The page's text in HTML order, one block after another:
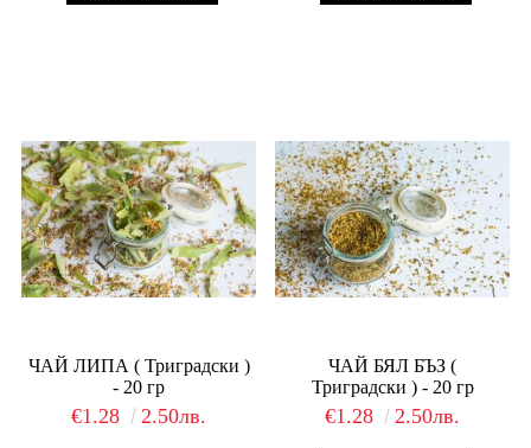
ЧАЙ ЛИПА ( Триградски )
- 20 гр
€1.28 2.50лв.
ЧАЙ БЯЛ БЪЗ (
Триградски ) - 20 гр
€1.28 2.50лв.